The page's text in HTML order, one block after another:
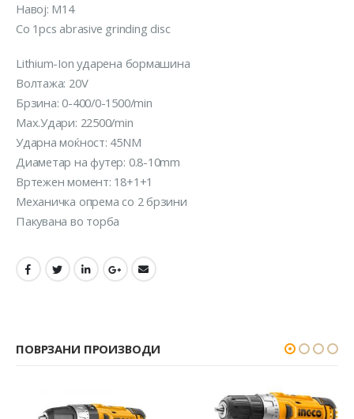
Навој: M14
Со 1pcs abrasive grinding disc
Lithium-Ion ударена бормашина
Волтажа: 20V
Брзина: 0-400/0-1500/min
Max.Удари: 22500/min
Ударна моќност: 45NM
Диаметар на футер: 0.8-10mm
Вртежен момент: 18+1+1
Механичка опрема со 2 брзини
Пакувана во торба
ПОВРЗАНИ ПРОИЗВОДИ